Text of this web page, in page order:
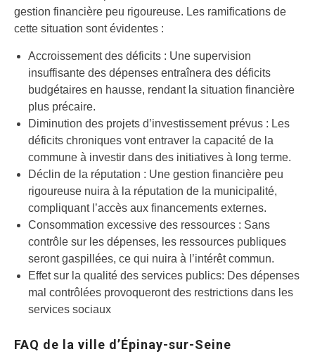
gestion financière peu rigoureuse. Les ramifications de
cette situation sont évidentes :
Accroissement des déficits : Une supervision
insuffisante des dépenses entraînera des déficits
budgétaires en hausse, rendant la situation financière
plus précaire.
Diminution des projets d’investissement prévus : Les
déficits chroniques vont entraver la capacité de la
commune à investir dans des initiatives à long terme.
Déclin de la réputation : Une gestion financière peu
rigoureuse nuira à la réputation de la municipalité,
compliquant l’accès aux financements externes.
Consommation excessive des ressources : Sans
contrôle sur les dépenses, les ressources publiques
seront gaspillées, ce qui nuira à l’intérêt commun.
Effet sur la qualité des services publics: Des dépenses
mal contrôlées provoqueront des restrictions dans les
services sociaux
FAQ de la ville d’Épinay-sur-Seine